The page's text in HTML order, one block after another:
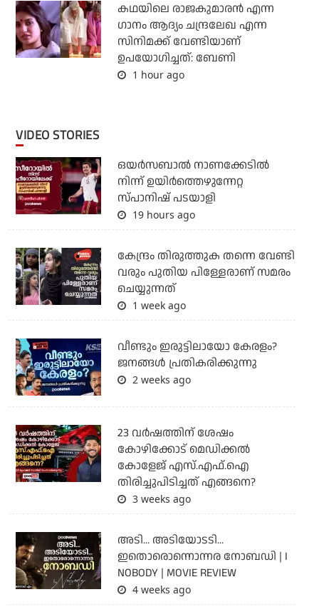
കഥയിലെ രാജകുമാരൻ എന്ന
ഗാനം ആദ്യം ചന്ദ്രലേഖ എന്ന
സിനിമക്ക് വേണ്ടിയാണ്
ഉപയോഗിച്ചത്: ബേണി
1 hour ago
VIDEO STORIES
ഒയര്‍സബാൽ നാണക്കേടിൽ
നിന്ന് ഉയിർത്തെഴുന്നേറ്റ
സ്പാനിഷ് പടയാളി
19 hours ago
കേന്ദ്രം തിരുത്തുക തന്നെ വേണ്ടി
വരും പുതിയ പിള്ളേരാണ് സമരം
ചെയ്യുന്നത്
1 week ago
വീണ്ടും ഇരുട്ടിലായോ കേരളം?
ജനങ്ങൾ പ്രതികരിക്കുന്നു
2 weeks ago
23 വർഷത്തിന് ശേഷം
കോഴിക്കോട് മെഡിക്കൽ
കോളേജ് എസ്.എഫ്.ഐ
തിരിച്ചുപിടിച്ചത് എങ്ങനെ?
3 weeks ago
അടി... അടിയോടടി...
ഇതൊരൊന്നൊന്നര നോബഡി | I
NOBODY | MOVIE REVIEW
4 weeks ago